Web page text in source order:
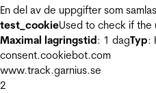
En del av de uppgifter som
test_cookieUsed to check if the
Maximal lagringstid: 1 dagTyp:
consent.cookiebot.com
www.track.garnius.se
2